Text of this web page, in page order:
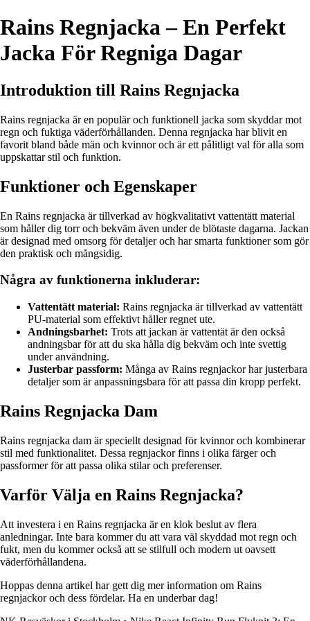
Rains Regnjacka – En Perfekt
Jacka För Regniga Dagar
Introduktion till Rains Regnjacka
Rains regnjacka är en populär och funktionell jacka som skyddar mot
regn och fuktiga väderförhållanden. Denna regnjacka har blivit en
favorit bland både män och kvinnor och är ett pålitligt val för alla som
uppskattar stil och funktion.
Funktioner och Egenskaper
En Rains regnjacka är tillverkad av högkvalitativt vattentätt material
som håller dig torr och bekväm även under de blötaste dagarna. Jackan
är designad med omsorg för detaljer och har smarta funktioner som gör
den praktisk och mångsidig.
Några av funktionerna inkluderar:
Vattentätt material: Rains regnjacka är tillverkad av vattentätt
PU-material som effektivt håller regnet ute.
Andningsbarhet: Trots att jackan är vattentät är den också
andningsbar för att du ska hålla dig bekväm och inte svettig
under användning.
Justerbar passform: Många av Rains regnjackor har justerbara
detaljer som är anpassningsbara för att passa din kropp perfekt.
Rains Regnjacka Dam
Rains regnjacka dam är speciellt designad för kvinnor och kombinerar
stil med funktionalitet. Dessa regnjackor finns i olika färger och
passformer för att passa olika stilar och preferenser.
Varför Välja en Rains Regnjacka?
Att investera i en Rains regnjacka är en klok beslut av flera
anledningar. Inte bara kommer du att vara väl skyddad mot regn och
fukt, men du kommer också att se stilfull och modern ut oavsett
väderförhållandena.
Hoppas denna artikel har gett dig mer information om Rains
regnjackor och dess fördelar. Ha en underbar dag!